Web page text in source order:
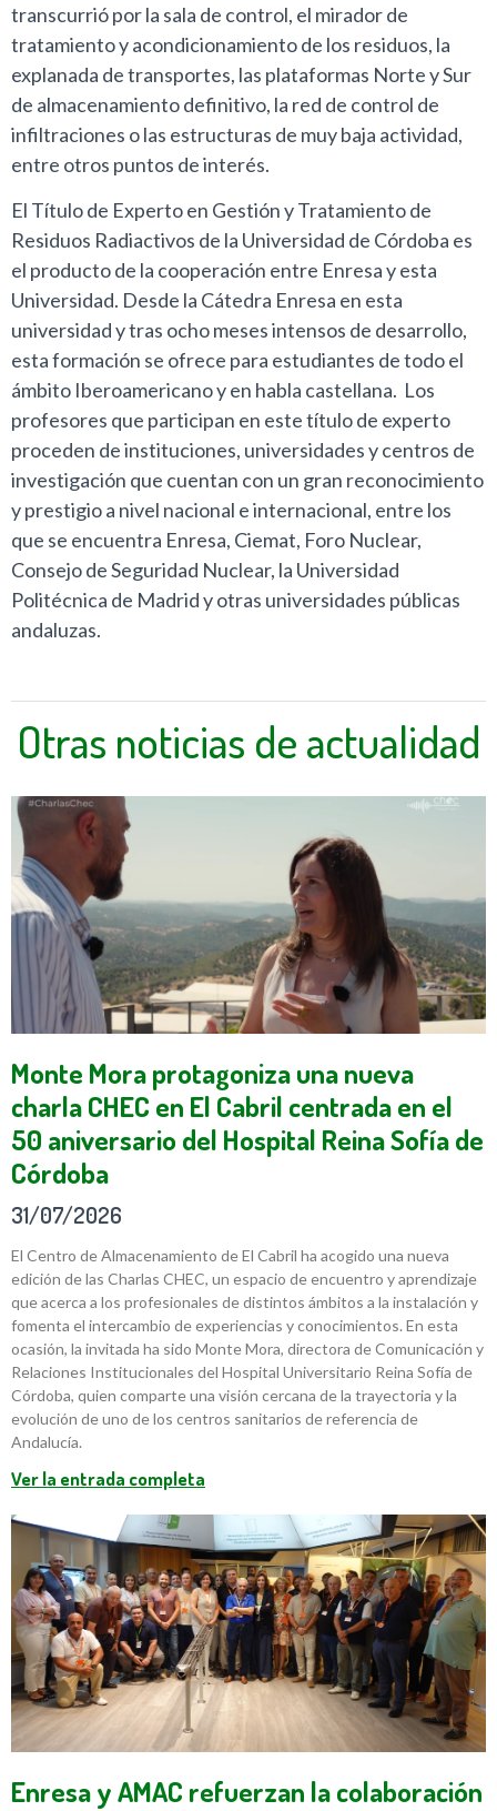
transcurrió por la sala de control, el mirador de
tratamiento y acondicionamiento de los residuos, la
explanada de transportes, las plataformas Norte y Sur
de almacenamiento definitivo, la red de control de
infiltraciones o las estructuras de muy baja actividad,
entre otros puntos de interés.
El Título de Experto en Gestión y Tratamiento de
Residuos Radiactivos de la Universidad de Córdoba es
el producto de la cooperación entre Enresa y esta
Universidad. Desde la Cátedra Enresa en esta
universidad y tras ocho meses intensos de desarrollo,
esta formación se ofrece para estudiantes de todo el
ámbito Iberoamericano y en habla castellana. Los
profesores que participan en este título de experto
proceden de instituciones, universidades y centros de
investigación que cuentan con un gran reconocimiento
y prestigio a nivel nacional e internacional, entre los
que se encuentra Enresa, Ciemat, Foro Nuclear,
Consejo de Seguridad Nuclear, la Universidad
Politécnica de Madrid y otras universidades públicas
andaluzas.
Otras noticias de actualidad
Monte Mora protagoniza una nueva
charla CHEC en El Cabril centrada en el
50 aniversario del Hospital Reina Sofía de
Córdoba
31/07/2026
El Centro de Almacenamiento de El Cabril ha acogido una nueva
edición de las Charlas CHEC, un espacio de encuentro y aprendizaje
que acerca a los profesionales de distintos ámbitos a la instalación y
fomenta el intercambio de experiencias y conocimientos. En esta
ocasión, la invitada ha sido Monte Mora, directora de Comunicación y
Relaciones Institucionales del Hospital Universitario Reina Sofía de
Córdoba, quien comparte una visión cercana de la trayectoria y la
evolución de uno de los centros sanitarios de referencia de
Andalucía.
Ver la entrada completa
Enresa y AMAC refuerzan la colaboración